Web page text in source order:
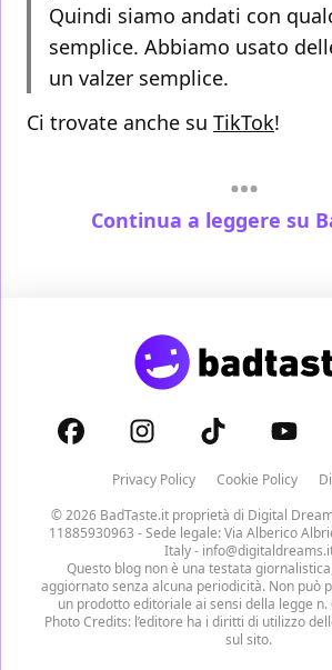
Quindi siamo andati con
semplice. Abbiamo usato
un valzer semplice.
Ci trovate anche su TikTok!
Continua a leggere su
Privacy Policy Cookie Policy
© 2026 BadTaste.it proprietà di Digital
11885930963 - Sede legale: Via Alberico
Italy -
Questo blog non è una testata
aggiornato senza alcuna periodicità. Non può
un prodotto editoriale ai sensi della legge n.
Photo Credits: l’editore ha i diritti di utilizzo
sul sito.